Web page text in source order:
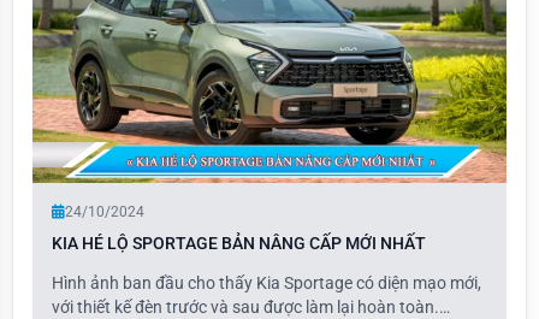
24/10/2024
KIA HÉ LỘ SPORTAGE BẢN NÂNG CẤP MỚI NHẤT
Hình ảnh ban đầu cho thấy Kia Sportage có diện mạo mới,
với thiết kế đèn trước và sau được làm lại hoàn toàn.